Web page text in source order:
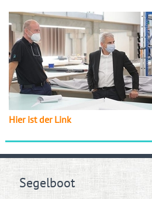
Hier ist der Link
Segelboot